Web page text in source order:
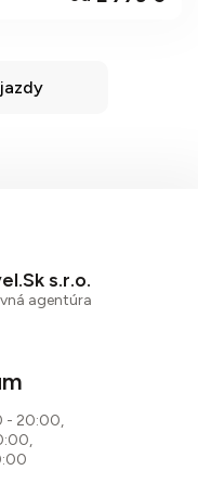
s.r.o.
agentúra
- 20:00,